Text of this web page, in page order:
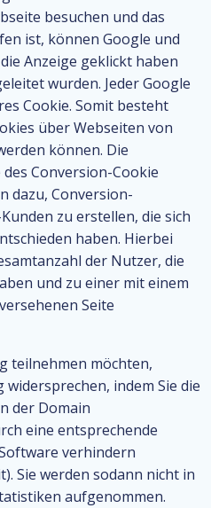
besuchen und das
ist, können Google und
Anzeige geklickt haben
wurden. Jeder Google
Cookie. Somit besteht
über Webseiten von
können. Die
Conversion-Cookie
dazu, Conversion-
zu erstellen, die sich
haben. Hierbei
der Nutzer, die
und zu einer mit einem
Seite
teilnehmen möchten,
indem Sie die
der Domain
eine entsprechende
verhindern
Sie werden sodann nicht in
aufgenommen.